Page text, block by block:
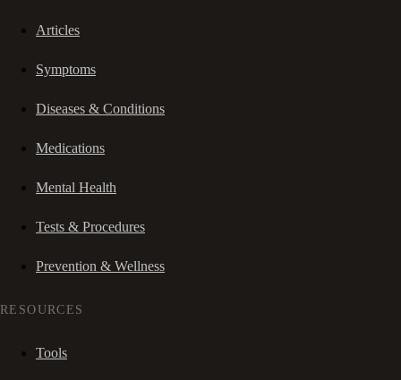
Articles
Symptoms
Diseases & Conditions
Medications
Mental Health
Tests & Procedures
Prevention & Wellness
RESOURCES
Tools